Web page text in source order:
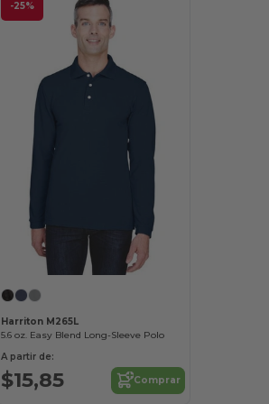
-25%
Harriton M265L
5.6 oz. Easy Blend Long-Sleeve Polo
A partir de:
$15,85 Comprar